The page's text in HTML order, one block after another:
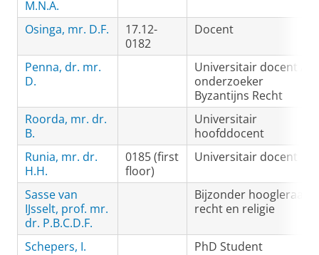
M.N.A.
Osinga, mr. D.F.
17.12-
0182
Docent
Penna, dr. mr.
D.
Universitair docent /
onderzoeker
Byzantijns Recht
Roorda, mr. dr.
B.
Universitair
hoofddocent
Runia, mr. dr.
H.H.
0185 (first
floor)
Universitair docent
Sasse van
IJsselt, prof. mr.
dr. P.B.C.D.F.
Bijzonder hoogleraar
recht en religie
Schepers, I.
PhD Student